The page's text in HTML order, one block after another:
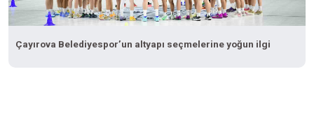
Çayırova Belediyespor’un altyapı seçmelerine yoğun ilgi